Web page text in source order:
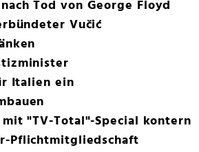
Tod von George Floyd
Vučić
Italien ein
"TV-Total"-Special kontern
Pflichtmitgliedschaft